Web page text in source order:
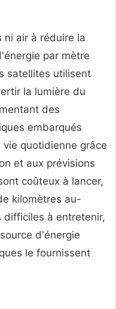
ni air à réduire la
par mètre
satellites utilisent
la lumière du
des
embarqués
quotidienne grâce
et aux prévisions
coûteux à lancer,
kilomètres au-
difficiles à entretenir,
d'énergie
le fournissent